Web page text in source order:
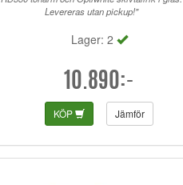
Levereras utan pickup!"
Lager: 2
10.890:-
KÖP Jämför